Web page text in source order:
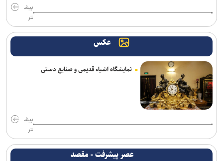
بیش
تر
عکس
نمایشگاه اشیاء قدیمی و صنایع دستی
بیش
تر
عصر پیشرفت - مقصد